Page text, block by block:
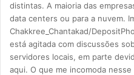
distintas. A maioria das
data centers ou para a nuvem.
Chakkree_Chantakad/
está agitada com discussões
servidores locais, em parte
aqui. O que me incomoda